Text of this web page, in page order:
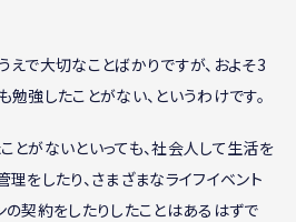
えで大切なことばかりですが、およそ3
強したことがない、というわけです。
とがないといっても、社会人して生活を
をしたり、さまざまなライフイベント
の契約をしたりしたことはあるはずで